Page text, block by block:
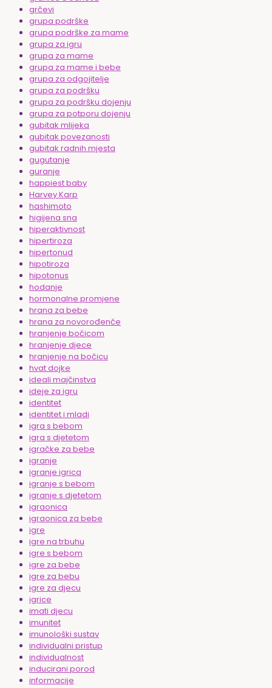
grčevi
grupa podrške
grupa podrške za mame
grupa za igru
grupa za mame
grupa za mame i bebe
grupa za odgojitelje
grupa za podršku
grupa za podršku dojenju
grupa za potporu dojenju
gubitak mlijeka
gubitak povezanosti
gubitak radnih mjesta
gugutanje
guranje
happiest baby
Harvey Karp
hashimoto
higijena sna
hiperaktivnost
hipertiroza
hipertonud
hipotiroza
hipotonus
hodanje
hormonalne promjene
hrana za bebe
hrana za novorođenče
hranjenje bočicom
hranjenje djece
hranjenje na bočicu
hvat dojke
ideali majčinstva
ideje za igru
identitet
identitet i mladi
igra s bebom
igra s djetetom
igračke za bebe
igranje
igranje igrica
igranje s bebom
igranje s djetetom
igraonica
igraonica za bebe
igre
igre na trbuhu
igre s bebom
igre za bebe
igre za bebu
igre za djecu
igrice
imati djecu
imunitet
imunološki sustav
individualni pristup
individualnost
inducirani porod
informacije